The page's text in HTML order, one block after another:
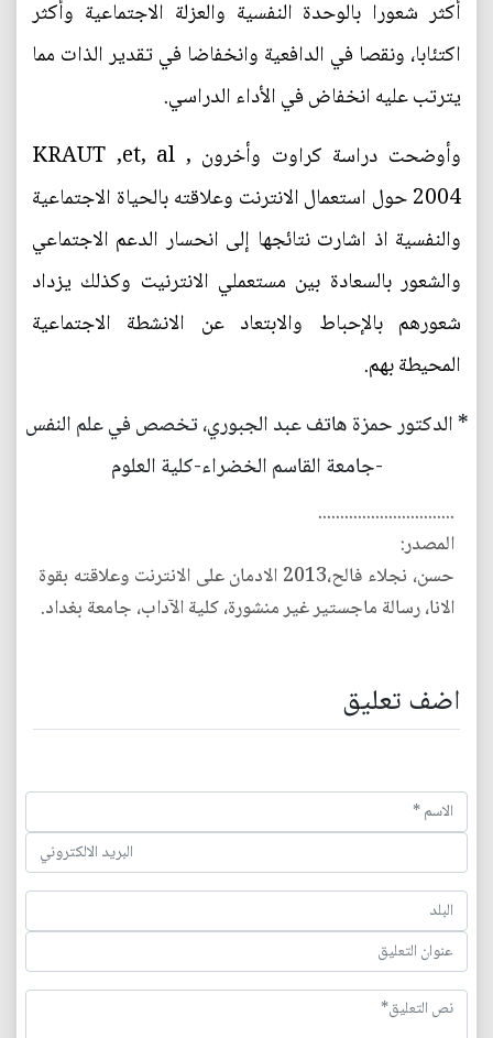
أكثر شعورا بالوحدة النفسية والعزلة الاجتماعية وأكثر
اكتئابا، ونقصا في الدافعية وانخفاضا في تقدير الذات مما
يترتب عليه انخفاض في الأداء الدراسي.
وأوضحت دراسة كراوت وأخرون KRAUT ,et, al ,
2004 حول استعمال الانترنت وعلاقته بالحياة الاجتماعية
والنفسية اذ اشارت نتائجها إلى انحسار الدعم الاجتماعي
والشعور بالسعادة بين مستعملي الانترنيت وكذلك يزداد
شعورهم بالإحباط والابتعاد عن الانشطة الاجتماعية
المحيطة بهم.
* الدكتور حمزة هاتف عبد الجبوري، تخصص في علم النفس
-جامعة القاسم الخضراء-كلية العلوم
...............................
المصدر:
حسن، نجلاء فالح،2013 الادمان على الانترنت وعلاقته بقوة
الانا، رسالة ماجستير غير منشورة، كلية الآداب، جامعة بغداد.
اضف تعليق